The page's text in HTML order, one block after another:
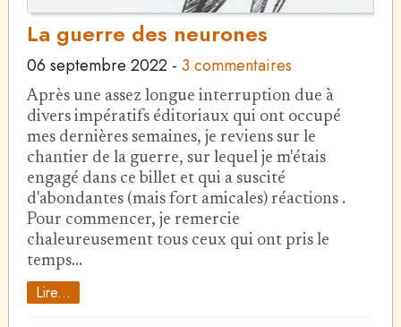
La guerre des neurones
06 septembre 2022- 3 commentaires
Après une assez longue interruption due à
divers impératifs éditoriaux qui ont occupé
mes dernières semaines, je reviens sur le
chantier de la guerre, sur lequel je m'étais
engagé dans ce billet et qui a suscité
d'abondantes (mais fort amicales) réactions .
Pour commencer, je remercie
chaleureusement tous ceux qui ont pris le
temps…
Lire...